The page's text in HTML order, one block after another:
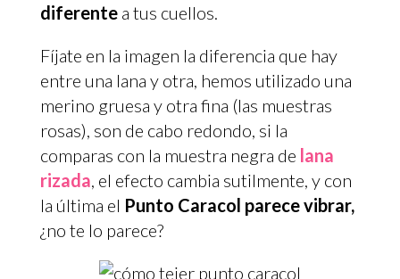
diferentea tus cuellos.
Fíjate en la imagen la diferencia que hay
entre una lana y otra, hemos utilizado una
merino gruesa y otra fina (las muestras
rosas), son de cabo redondo, si la
comparas con la muestra negra de lana
rizada, el efecto cambia sutilmente, y con
la última el Punto Caracol parece vibrar,
¿no te lo parece?